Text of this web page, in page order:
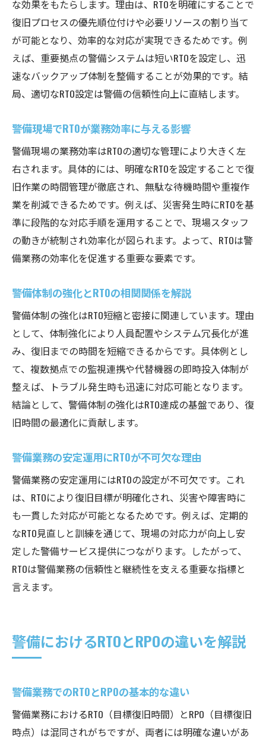
な効果をもたらします。理由は、RTOを明確にすることで
復旧プロセスの優先順位付けや必要リソースの割り当て
が可能となり、効率的な対応が実現できるためです。例
えば、重要拠点の警備システムは短いRTOを設定し、迅
速なバックアップ体制を整備することが効果的です。結
局、適切なRTO設定は警備の信頼性向上に直結します。
警備現場でRTOが業務効率に与える影響
警備現場の業務効率はRTOの適切な管理により大きく左
右されます。具体的には、明確なRTOを設定することで復
旧作業の時間管理が徹底され、無駄な待機時間や重複作
業を削減できるためです。例えば、災害発生時にRTOを基
準に段階的な対応手順を運用することで、現場スタッフ
の動きが統制され効率化が図られます。よって、RTOは警
備業務の効率化を促進する重要な要素です。
警備体制の強化とRTOの相関関係を解説
警備体制の強化はRTO短縮と密接に関連しています。理由
として、体制強化により人員配置やシステム冗長化が進
み、復旧までの時間を短縮できるからです。具体例とし
て、複数拠点での監視連携や代替機器の即時投入体制が
整えば、トラブル発生時も迅速に対応可能となります。
結論として、警備体制の強化はRTO達成の基盤であり、復
旧時間の最適化に貢献します。
警備業務の安定運用にRTOが不可欠な理由
警備業務の安定運用にはRTOの設定が不可欠です。これ
は、RTOにより復旧目標が明確化され、災害や障害時に
も一貫した対応が可能となるためです。例えば、定期的
なRTO見直しと訓練を通じて、現場の対応力が向上し安
定した警備サービス提供につながります。したがって、
RTOは警備業務の信頼性と継続性を支える重要な指標と
言えます。
警備におけるRTOとRPOの違いを解説
警備業務でのRTOとRPOの基本的な違い
警備業務におけるRTO（目標復旧時間）とRPO（目標復旧
時点）は混同されがちですが、両者には明確な違いがあ